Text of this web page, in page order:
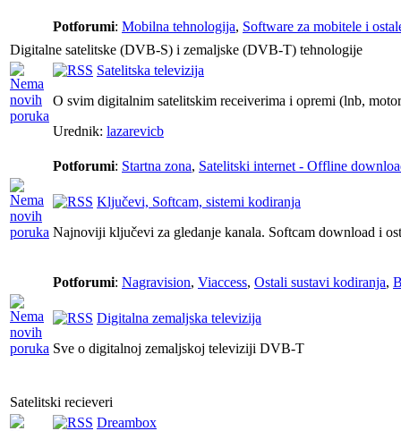
Potforumi: Mobilna tehnologija, Software za mobitele i
Digitalne satelitske (DVB-S) i zemaljske (DVB-T) tehnologije
Satelitska televizija
O svim digitalnim satelitskim receiverima i opremi (lnb,
Urednik: lazarevicb
Potforumi: Startna zona, Satelitski internet - Offline
Ključevi, Softcam, sistemi kodiranja
Najnoviji ključevi za gledanje kanala. Softcam download i
Potforumi: Nagravision, Viaccess, Ostali sustavi kodiranja,
Digitalna zemaljska televizija
Sve o digitalnoj zemaljskoj televiziji DVB-T
Satelitski recieveri
Dreambox